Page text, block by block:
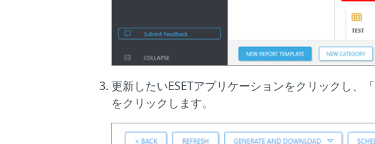
更新したいESETアプリケーションをクリックし、「
をクリックします。